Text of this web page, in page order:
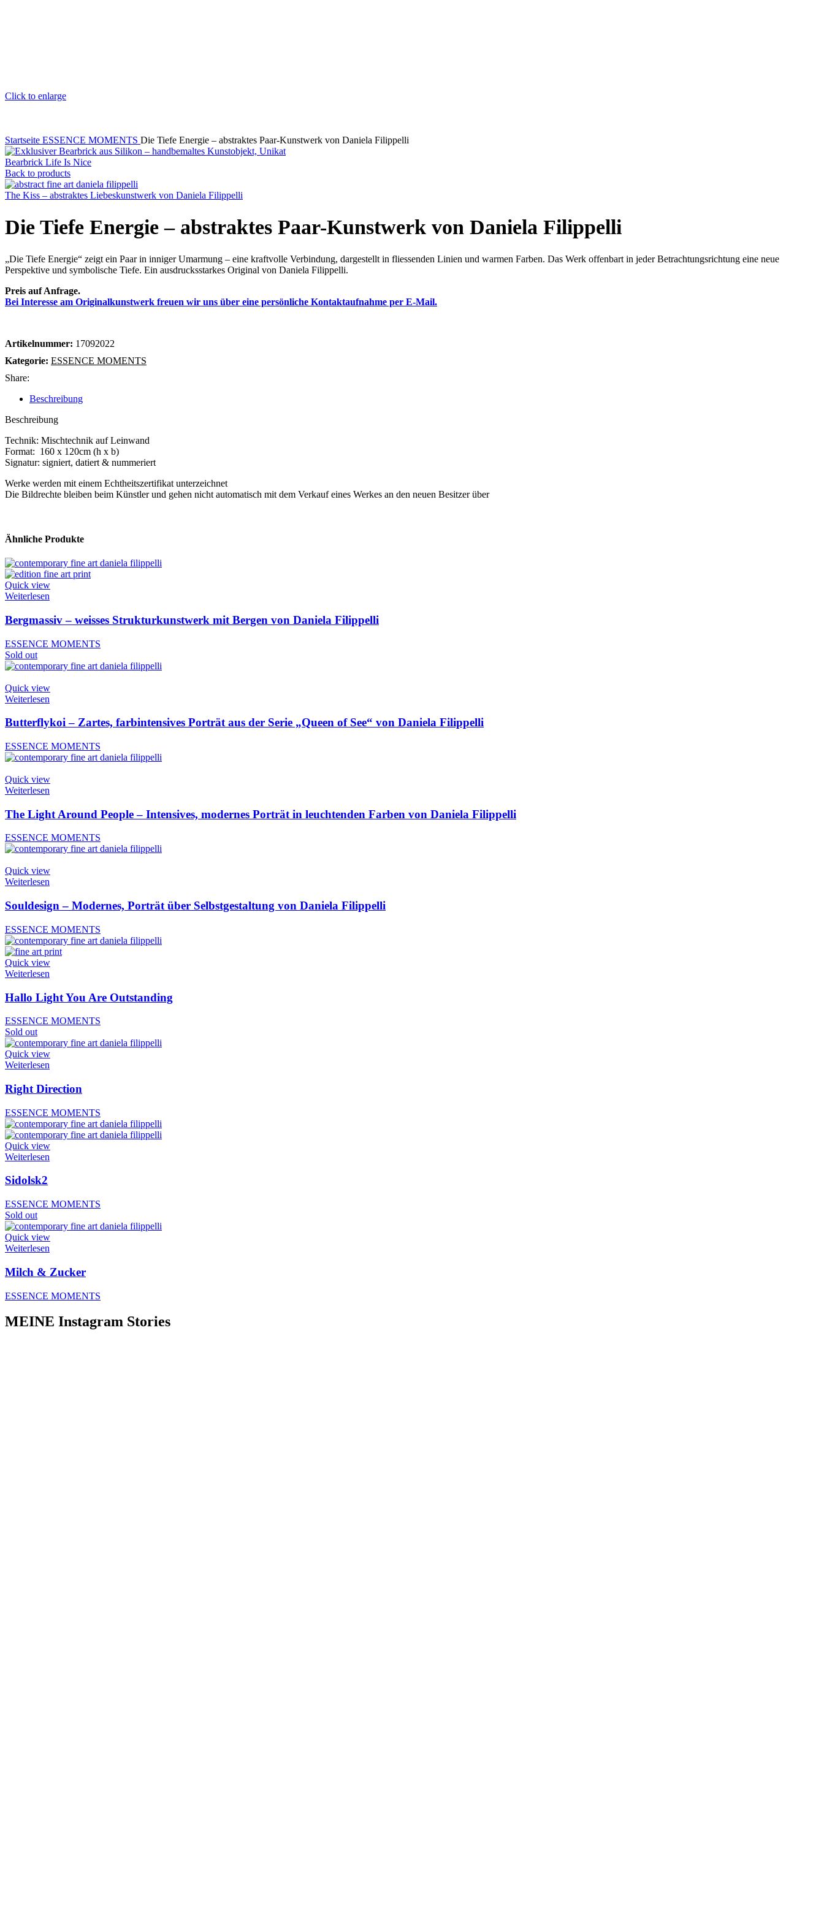
Click to enlarge
Startseite ESSENCE MOMENTS Die Tiefe Energie – abstraktes Paar-Kunstwerk von Daniela Filippelli
Bearbrick Life Is Nice
Back to products
The Kiss – abstraktes Liebeskunstwerk von Daniela Filippelli
Die Tiefe Energie – abstraktes Paar-Kunstwerk von Daniela Filippelli
„Die Tiefe Energie“ zeigt ein Paar in inniger Umarmung – eine kraftvolle Verbindung, dargestellt in fliessenden Linien und warmen Farben. Das Werk offenbart in jeder Betrachtungsrichtung eine neue
Perspektive und symbolische Tiefe. Ein ausdrucksstarkes Original von Daniela Filippelli.
Preis auf Anfrage.
Bei Interesse am Originalkunstwerk freuen wir uns über eine persönliche Kontaktaufnahme per E-Mail.
Artikelnummer: 17092022
Kategorie: ESSENCE MOMENTS
Share:
Beschreibung
Beschreibung
Technik: Mischtechnik auf Leinwand
Format: 160 x 120cm (h x b)
Signatur: signiert, datiert & nummeriert
Werke werden mit einem Echtheitszertifikat unterzeichnet
Die Bildrechte bleiben beim Künstler und gehen nicht automatisch mit dem Verkauf eines Werkes an den neuen Besitzer über
Ähnliche Produkte
Quick view
Weiterlesen
Bergmassiv – weisses Strukturkunstwerk mit Bergen von Daniela Filippelli
ESSENCE MOMENTS
Sold out
Quick view
Weiterlesen
Butterflykoi – Zartes, farbintensives Porträt aus der Serie „Queen of See“ von Daniela Filippelli
ESSENCE MOMENTS
Quick view
Weiterlesen
The Light Around People – Intensives, modernes Porträt in leuchtenden Farben von Daniela Filippelli
ESSENCE MOMENTS
Quick view
Weiterlesen
Souldesign – Modernes, Porträt über Selbstgestaltung von Daniela Filippelli
ESSENCE MOMENTS
Quick view
Weiterlesen
Hallo Light You Are Outstanding
ESSENCE MOMENTS
Sold out
Quick view
Weiterlesen
Right Direction
ESSENCE MOMENTS
Quick view
Weiterlesen
Sidolsk2
ESSENCE MOMENTS
Sold out
Quick view
Weiterlesen
Milch & Zucker
ESSENCE MOMENTS
MEINE Instagram Stories